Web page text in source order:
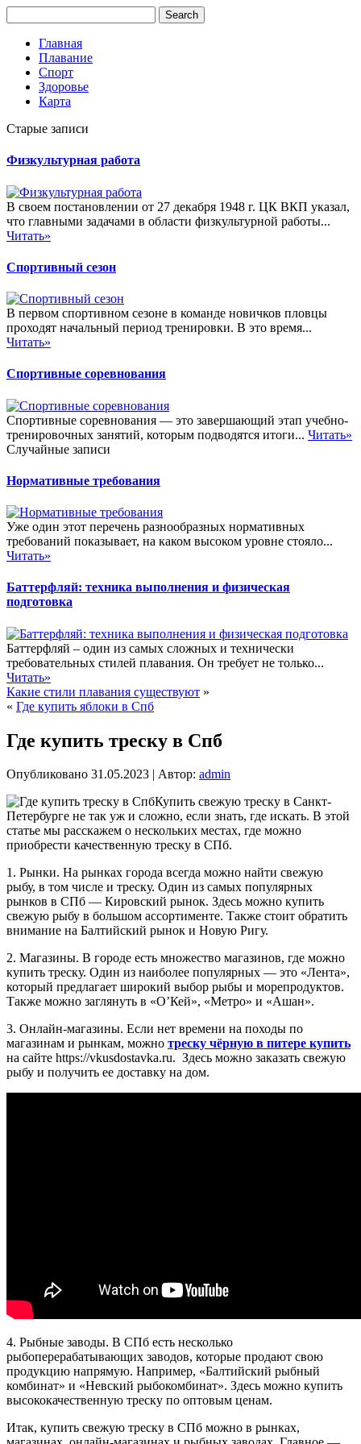
Главная
Плавание
Спорт
Здоровье
Карта
Старые записи
Физкультурная работа
В своем постановлении от 27 декабря 1948 г. ЦК ВКП указал,
что главными задачами в области физкультурной работы...
Читать»
Спортивный сезон
В первом спортивном сезоне в команде новичков пловцы
проходят начальный период тренировки. В это время...
Читать»
Спортивные соревнования
Спортивные соревнования — это завершающий этап учебно-
тренировочных занятий, которым подводятся итоги... Читать»
Случайные записи
Нормативные требования
Уже один этот перечень разнообразных нормативных
требований показывает, на каком высоком уровне стояло...
Читать»
Баттерфляй: техника выполнения и физическая
подготовка
Баттерфляй – один из самых сложных и технически
требовательных стилей плавания. Он требует не только...
Читать»
Какие стили плавания существуют »
« Где купить яблоки в Спб
Где купить треску в Спб
Опубликовано 31.05.2023 Автор: admin
Купить свежую треску в Санкт-
Петербурге не так уж и сложно, если знать, где искать. В этой
статье мы расскажем о нескольких местах, где можно
приобрести качественную треску в СПб.
1. Рынки. На рынках города всегда можно найти свежую
рыбу, в том числе и треску. Один из самых популярных
рынков в СПб — Кировский рынок. Здесь можно купить
свежую рыбу в большом ассортименте. Также стоит обратить
внимание на Балтийский рынок и Новую Ригу.
2. Магазины. В городе есть множество магазинов, где можно
купить треску. Один из наиболее популярных — это «Лента»,
который предлагает широкий выбор рыбы и морепродуктов.
Также можно заглянуть в «О’Кей», «Метро» и «Ашан».
3. Онлайн-магазины. Если нет времени на походы по
магазинам и рынкам, можно треску чёрную в питере купить
на сайте https://vkusdostavka.ru. Здесь можно заказать свежую
рыбу и получить ее доставку на дом.
4. Рыбные заводы. В СПб есть несколько
рыбоперерабатывающих заводов, которые продают свою
продукцию напрямую. Например, «Балтийский рыбный
комбинат» и «Невский рыбокомбинат». Здесь можно купить
высококачественную треску по оптовым ценам.
Итак, купить свежую треску в СПб можно в рынках,